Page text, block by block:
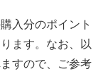
すので、ご参考